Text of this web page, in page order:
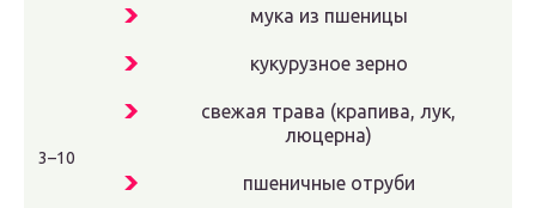
3–10
мука из пшеницы
кукурузное зерно
свежая трава (крапива, лук,
люцерна)
пшеничные отруби